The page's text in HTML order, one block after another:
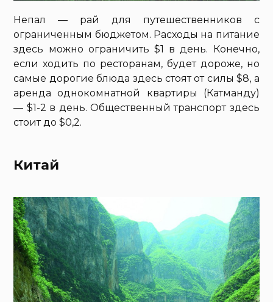
Непал — рай для путешественников с
ограниченным бюджетом. Расходы на питание
здесь можно ограничить $1 в день. Конечно,
если ходить по ресторанам, будет дороже, но
самые дорогие блюда здесь стоят от силы $8, а
аренда однокомнатной квартиры (Катманду)
— $1-2 в день. Общественный транспорт здесь
стоит до $0,2.
Китай